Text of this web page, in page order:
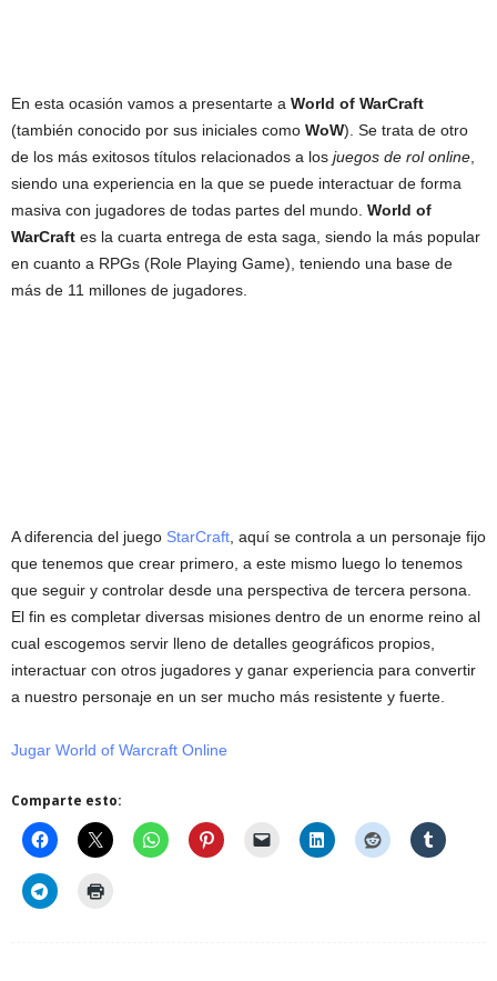
En esta ocasión vamos a presentarte a World of WarCraft
(también conocido por sus iniciales como WoW). Se trata de otro
de los más exitosos títulos relacionados a los juegos de rol online
siendo una experiencia en la que se puede interactuar de forma
masiva con jugadores de todas partes del mundo. World of
WarCraft es la cuarta entrega de esta saga, siendo la más popular
en cuanto a RPGs (Role Playing Game), teniendo una base de
más de 11 millones de jugadores.
A diferencia del juego StarCraft , aquí se controla a un personaje fijo
que tenemos que crear primero, a este mismo luego lo tenemos
que seguir y controlar desde una perspectiva de tercera persona.
El fin es completar diversas misiones dentro de un enorme reino al
cual escogemos servir lleno de detalles geográficos propios,
interactuar con otros jugadores y ganar experiencia para convertir
a nuestro personaje en un ser mucho más resistente y fuerte.
Jugar World of Warcraft Online
Comparte esto: